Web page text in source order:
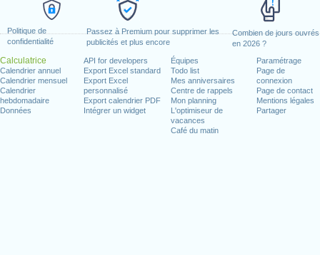
Politique de
confidentialité
Passez à Premium pour supprimer les
publicités et plus encore
Combien de jours ouvrés
en 2026 ?
Calculatrice
Calendrier annuel
Calendrier mensuel
Calendrier
hebdomadaire
Données
API for developers
Export Excel standard
Export Excel
personnalisé
Export calendrier PDF
Intégrer un widget
Équipes
Todo list
Mes anniversaires
Centre de rappels
Mon planning
L'optimiseur de
vacances
Café du matin
Paramétrage
Page de
connexion
Page de contact
Mentions légales
Partager